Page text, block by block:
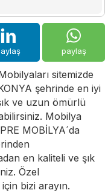
paylaş
sitemizde
şehrinde en iyi
ve uzun ömürlü
Mobilya
MOBİLYA´da
en kaliteli ve şık
Özel
bizi arayın.